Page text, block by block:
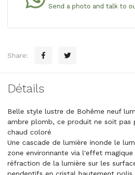
Send a photo and talk to
Share:
Détails
Belle style lustre de Bohême neuf
ambre plomb, ce produit ne soit pas
chaud coloré
Une cascade de lumière inonde le
zone environnante via l'effet
réfraction de la lumière sur les